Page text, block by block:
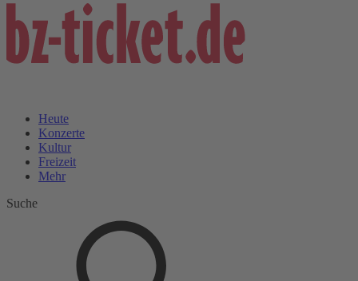
Heute
Konzerte
Kultur
Freizeit
Mehr
Suche